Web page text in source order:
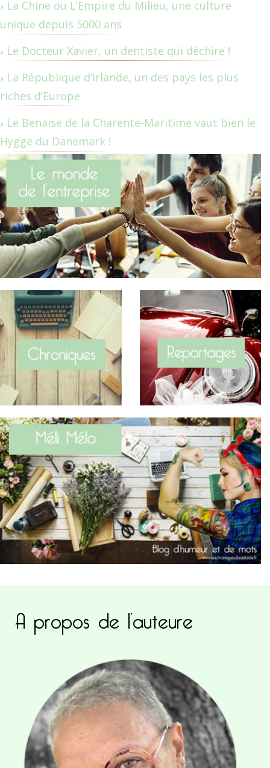
La Chine ou L’Empire du Milieu, une culture
unique depuis 5000 ans
Le Docteur Xavier, un dentiste qui déchire !
La République d’Irlande, un des pays les plus
riches d’Europe
Le Benaise de la Charente-Maritime vaut bien le
Hygge du Danemark !
A propos de l’auteure